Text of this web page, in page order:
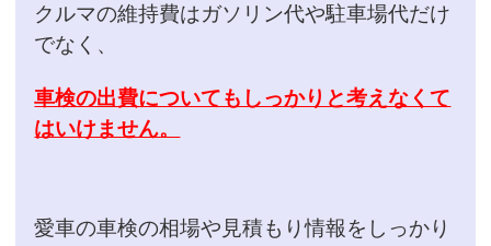
クルマの維持費はガソリン代や駐車場代だけ
でなく、
車検の出費についてもしっかりと考えなくて
はいけません。
愛車の車検の相場や見積もり情報をしっかり